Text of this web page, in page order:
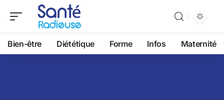
Bien-être Diététique Forme Infos Maternité